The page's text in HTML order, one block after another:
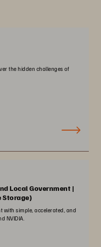
the hidden challenges of
Local Government |
Storage)
with simple, accelerated, and
NVIDIA.